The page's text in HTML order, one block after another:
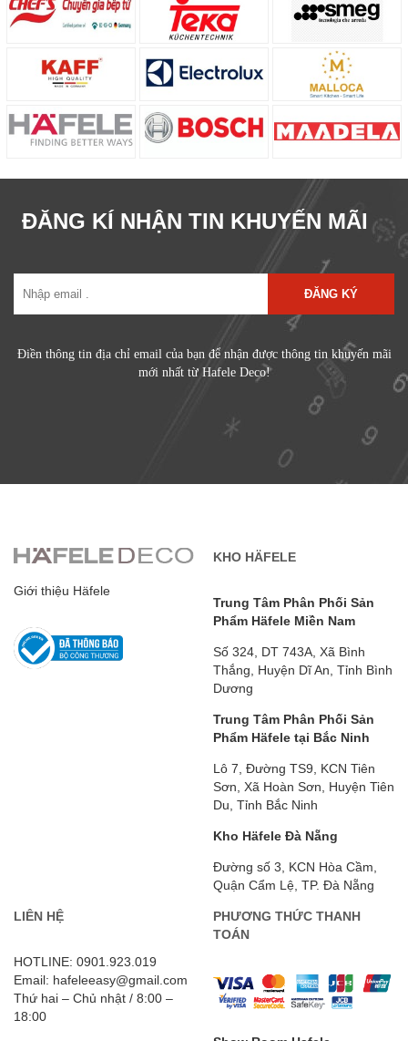
ĐĂNG KÍ NHẬN TIN KHUYẾN MÃI
ĐĂNG KÝ
Điền thông tin địa chỉ email của bạn để nhận được thông tin khuyến mãi
mới nhất từ Hafele Deco!
Giới thiệu Häfele
KHO HÄFELE
Trung Tâm Phân Phối Sản
Phẩm Häfele Miền Nam
Số 324, DT 743A, Xã Bình
Thắng, Huyện Dĩ An, Tỉnh Bình
Dương
Trung Tâm Phân Phối Sản
Phẩm Häfele tại Bắc Ninh
Lô 7, Đường TS9, KCN Tiên
Sơn, Xã Hoàn Sơn, Huyện Tiên
Du, Tỉnh Bắc Ninh
Kho Häfele Đà Nẵng
Đường số 3, KCN Hòa Cầm,
Quận Cẩm Lệ, TP. Đà Nẵng
LIÊN HỆ
HOTLINE: 0901.923.019
Email: hafeleeasy@gmail.com
Thứ hai – Chủ nhật / 8:00 –
18:00
PHƯƠNG THỨC THANH
TOÁN